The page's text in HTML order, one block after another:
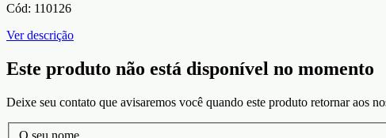
Cód: 110126
Ver descrição
Este produto não está disponível no momento
Deixe seu contato que avisaremos você quando este produto retornar aos
O seu nome